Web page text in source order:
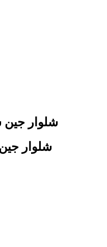
شلوار جین